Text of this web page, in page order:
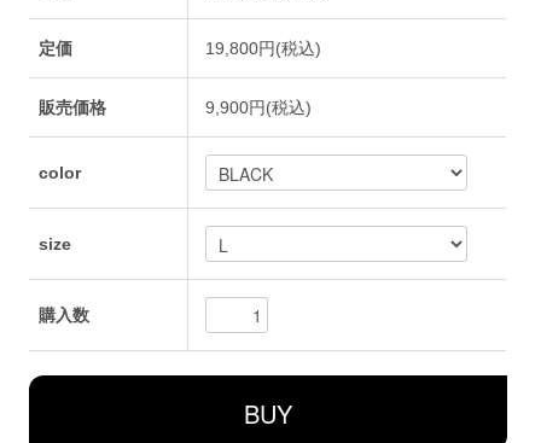
定価 19,800円(税込)
販売価格 9,900円(税込)
color
size
購入数